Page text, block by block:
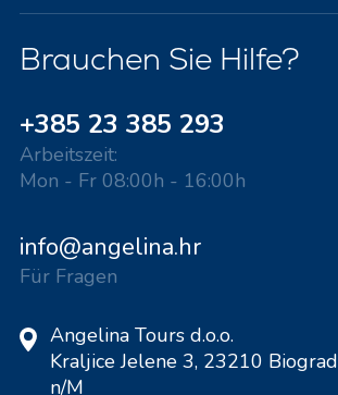
Brauchen Sie Hilfe?
+385 23 385 293
Arbeitszeit:
Mon - Fr 08:00h - 16:00h
info@angelina.hr
Für Fragen
Angelina Tours d.o.o.
Kraljice Jelene 3, 23210 Biograd
n/M